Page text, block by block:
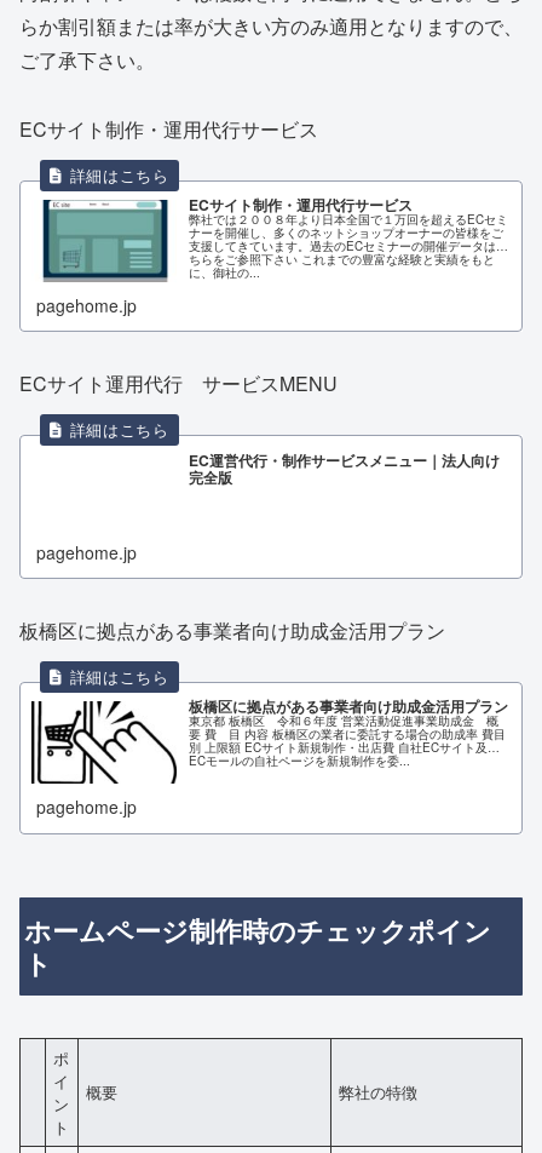
らか割引額または率が大きい方のみ適用となりますので、
ご了承下さい。
ECサイト制作・運用代行サービス
ECサイト制作・運用代行サービス
弊社では２００８年より日本全国で１万回を超えるECセミ
ナーを開催し、多くのネットショップオーナーの皆様をご
支援してきています。過去のECセミナーの開催データはこ
ちらをご参照下さい これまでの豊富な経験と実績をもと
に、御社の...
pagehome.jp
ECサイト運用代行 サービスMENU
EC運営代行・制作サービスメニュー｜法人向け
完全版
pagehome.jp
板橋区に拠点がある事業者向け助成金活用プラン
板橋区に拠点がある事業者向け助成金活用プラン
東京都 板橋区 令和６年度 営業活動促進事業助成金 概
要 費 目 内容 板橋区の業者に委託する場合の助成率 費目
別 上限額 ECサイト新規制作・出店費 自社ECサイト及び
ECモールの自社ページを新規制作を委...
pagehome.jp
ホームページ制作時のチェックポイン
ト
ポ
イ
ン
ト
概要 弊社の特徴